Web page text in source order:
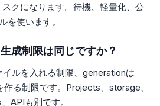
クになります。待機、軽量化、公
を使います。
成制限は同じですか？
ルを入れる制限、generationは
る制限です。Projects、storage、
APIも別です。